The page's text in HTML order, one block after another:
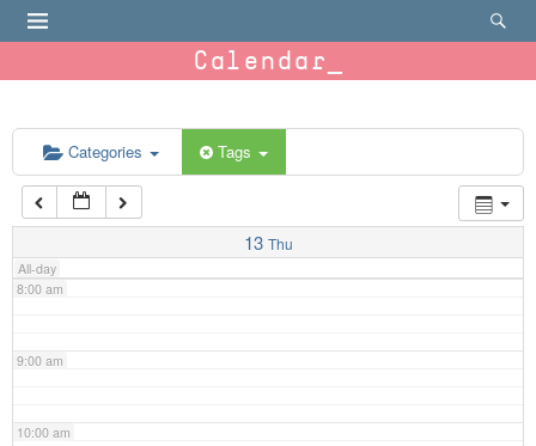
Calendar
Categories Tags
13 Thu
All-day
6:00 am
7:00 am
8:00 am
9:00 am
10:00 am